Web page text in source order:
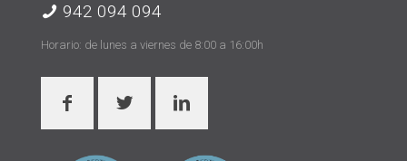
942 094 094
Horario: de lunes a viernes de 8:00 a 16:00h